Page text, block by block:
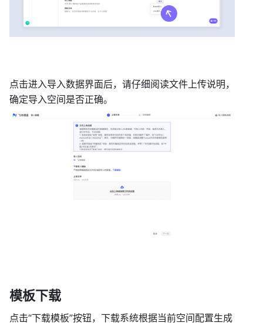
点击进入导入数据界面后，请仔细阅读文件上传说明，
确定导入空间是否正确。
模板下载
点击“下载模板”按钮，下载系统根据当前空间配置生成